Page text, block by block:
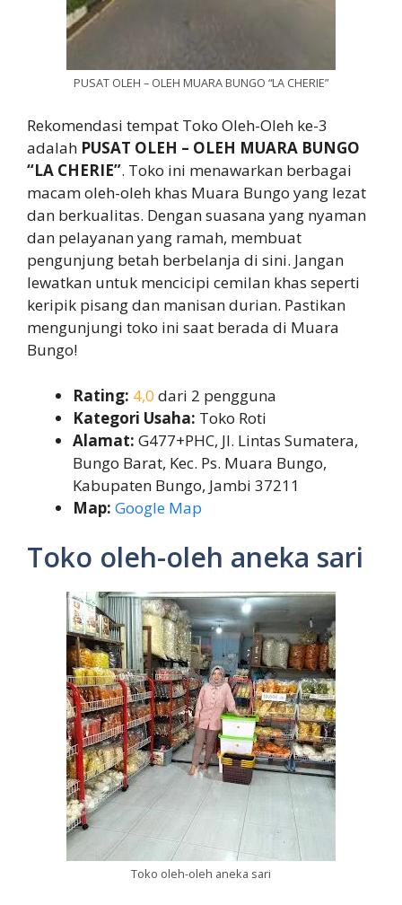
PUSAT OLEH – OLEH MUARA BUNGO “LA CHERIE”
Rekomendasi tempat Toko Oleh-Oleh ke-3
adalah PUSAT OLEH – OLEH MUARA BUNGO
“LA CHERIE”. Toko ini menawarkan berbagai
macam oleh-oleh khas Muara Bungo yang lezat
dan berkualitas. Dengan suasana yang nyaman
dan pelayanan yang ramah, membuat
pengunjung betah berbelanja di sini. Jangan
lewatkan untuk mencicipi cemilan khas seperti
keripik pisang dan manisan durian. Pastikan
mengunjungi toko ini saat berada di Muara
Bungo!
Rating: 4,0 dari 2 pengguna
Kategori Usaha: Toko Roti
Alamat: G477+PHC, Jl. Lintas Sumatera,
Bungo Barat, Kec. Ps. Muara Bungo,
Kabupaten Bungo, Jambi 37211
Map: Google Map
Toko oleh-oleh aneka sari
Toko oleh-oleh aneka sari